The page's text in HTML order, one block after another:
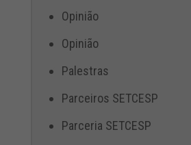
Opinião
Opinião
Palestras
Parceiros SETCESP
Parceria SETCESP